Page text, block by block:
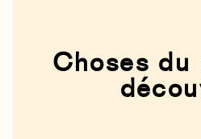
Choses du